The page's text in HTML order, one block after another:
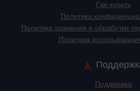
Где купить
Политика
Политика хранения и обработки
Политика
Поддержка